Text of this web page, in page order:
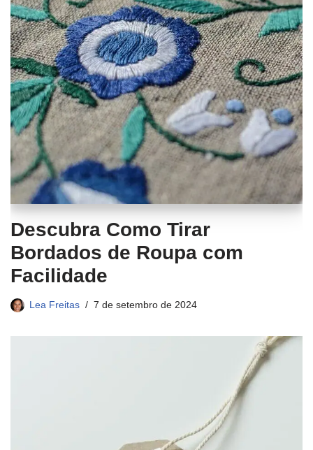
Descubra Como Tirar
Bordados de Roupa com
Facilidade
Lea Freitas 7 de setembro de 2024